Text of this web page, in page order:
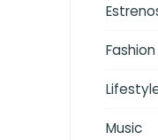
Fashion
Music